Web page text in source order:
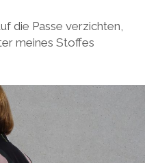
die Passe verzichten,
meines Stoffes